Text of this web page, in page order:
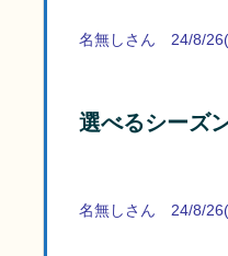
名無しさん 24/8/
選べるシーズ
名無しさん 24/8/